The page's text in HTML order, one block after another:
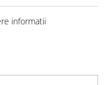
informatii